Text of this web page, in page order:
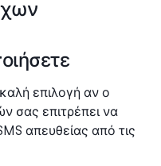
επιλογή αν ο
σας επιτρέπει να
απευθείας από τις